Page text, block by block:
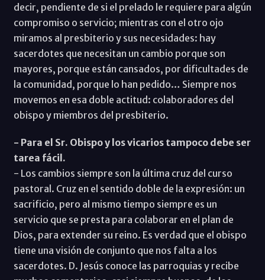
decir, pendiente de si el prelado le requiere para algún
compromiso o servicio; mientras con el otro ojo
miramos al presbiterio y sus necesidades: hay
sacerdotes que necesitan un cambio porque son
mayores, porque están cansados, por dificultades de
la comunidad, porque lo han pedido… Siempre nos
movemos en esa doble actitud: colaboradores del
obispo y miembros del presbiterio.
- Para el Sr. Obispo y los vicarios tampoco debe ser
tarea fácil.
- Los cambios siempre son la última cruz del curso
pastoral. Cruz en el sentido doble de la expresión: un
sacrificio, pero al mismo tiempo siempre es un
servicio que se presta para colaborar en el plan de
Dios, para extender su reino. Es verdad que el obispo
tiene una visión de conjunto que nos falta a los
sacerdotes. D. Jesús conoce las parroquias y recibe